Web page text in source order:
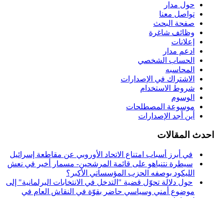
حول مدار
تواصل معنا
صفحة البحث
وظائف شاغرة
إعلانات
ادعم مدار
الحساب الشخصي
المحاسبه
الاشتراك في الإصدارات
شروط الاستخدام
الوسوم
موسوعة المصطلحات
أين أجد الإصدارات
احدث المقالات
في أبرز أسباب امتناع الاتحاد الأوروبي عن مقاطعة إسرائيل
سيطرة نتنياهو على قائمة المرشحين- مسمار أخير في نعش
الليكود بوصفه الحزب المؤسساتي الأكبر؟
حول دلالة تحوّل قضية "التدخل في الانتخابات البرلمانية" إلى
موضوع أمني وسياسي حاضر بقوّة في النقاش العام في